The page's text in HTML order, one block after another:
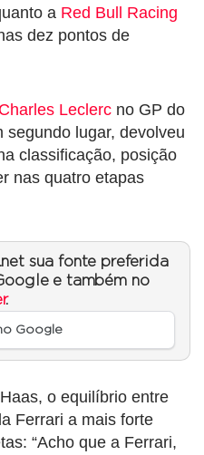
a Red Bull Racing
dez pontos de
Charles Leclerc no GP do
segundo lugar, devolveu
classificação, posição
nas quatro etapas
sua fonte preferida
e também no
.
Google
o equilíbrio entre
Ferrari a mais forte
“Acho que a Ferrari,